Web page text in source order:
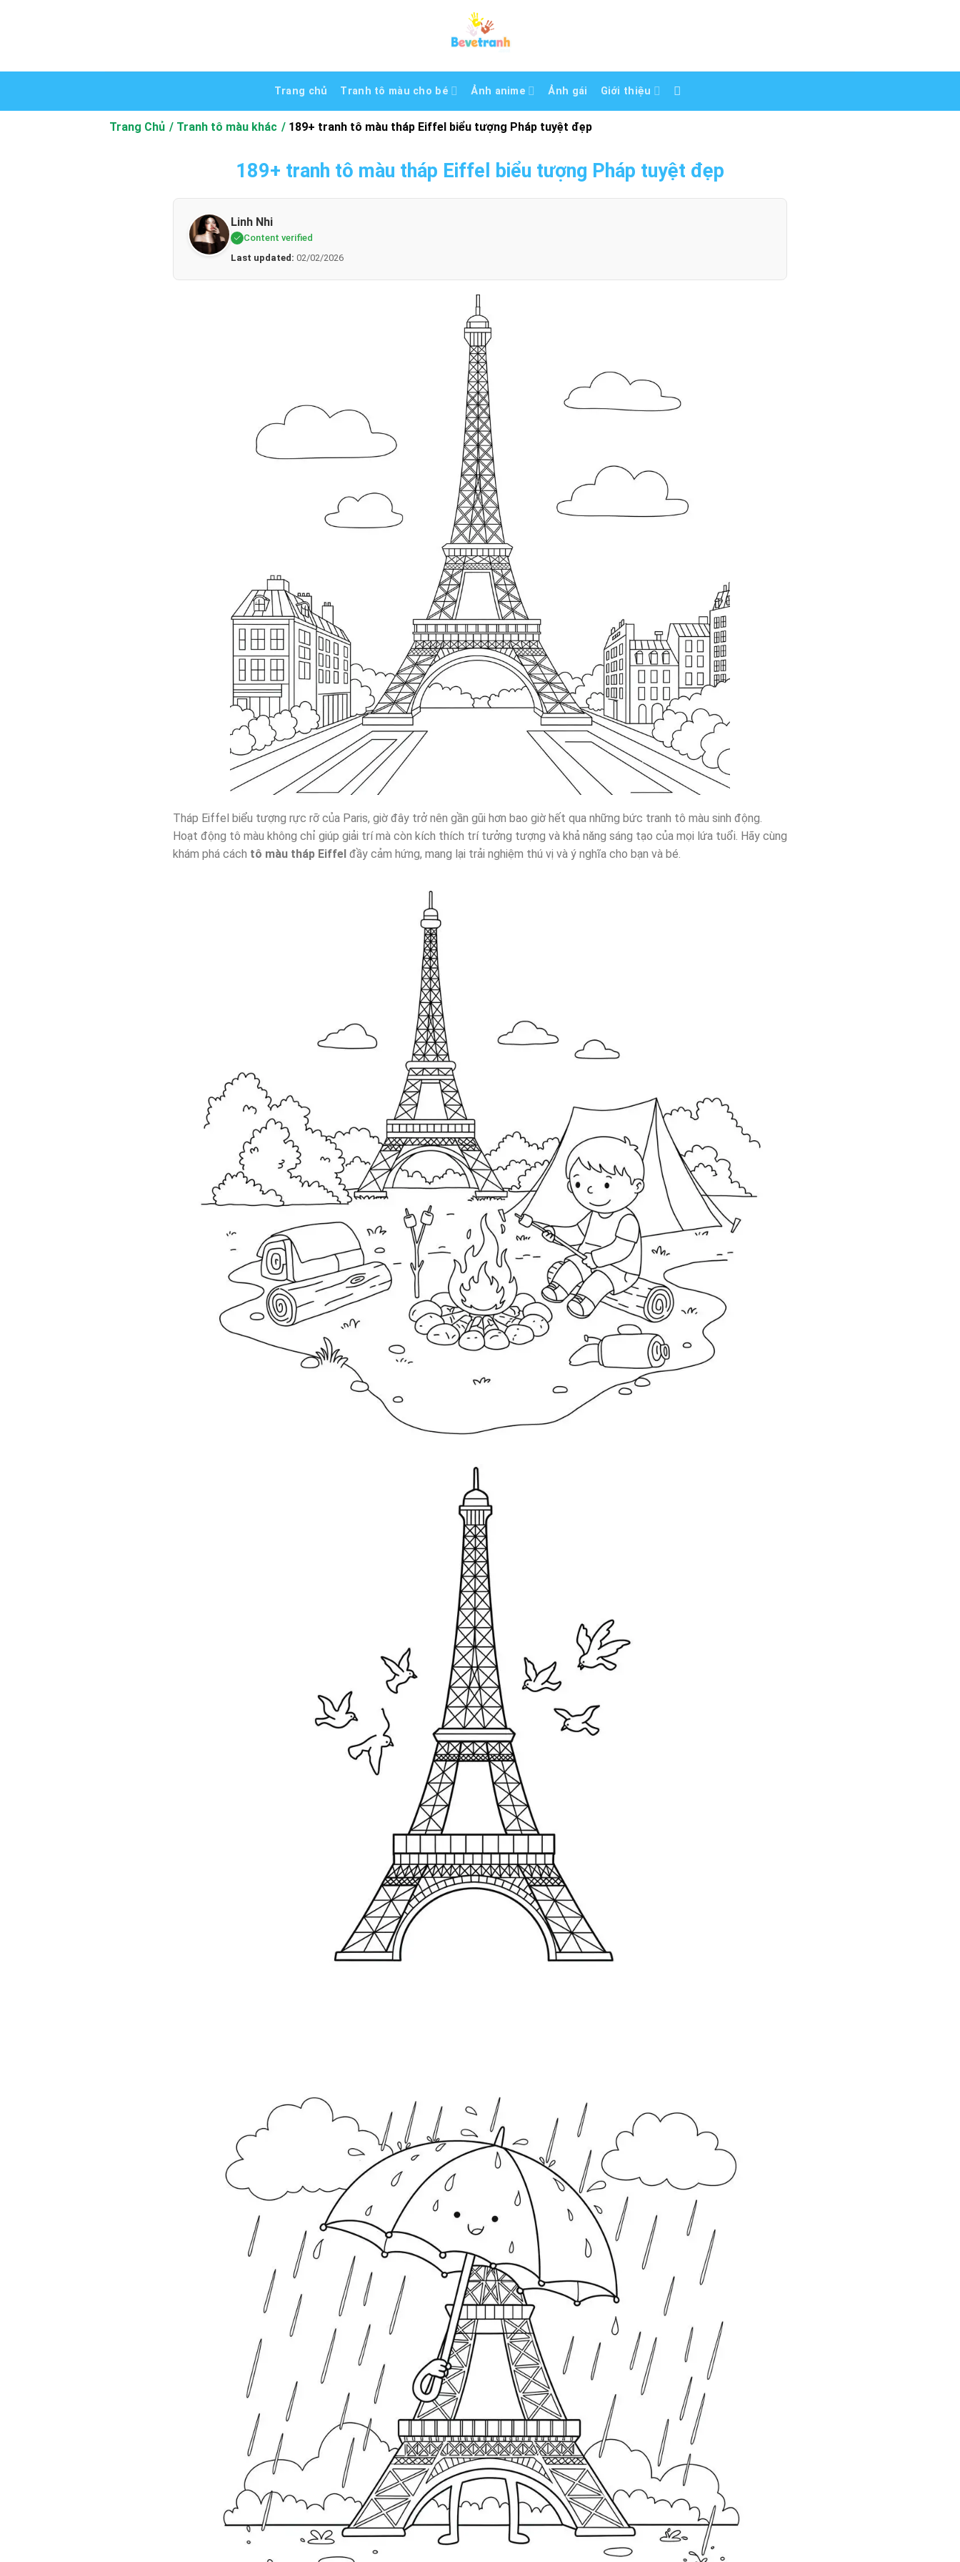
Trang chủ Tranh tô màu cho bé Ảnh anime Ảnh gái Giới thiệu
Trang Chủ Tranh tô màu khác 189+ tranh tô màu tháp Eiffel biểu tượng Pháp tuyệt đẹp
189+ tranh tô màu tháp Eiffel biểu tượng Pháp tuyệt đẹp
Linh Nhi
Content verified
Last updated: 02/02/2026
Tháp Eiffel biểu tượng rực rỡ của Paris, giờ đây trở nên gần gũi hơn bao giờ hết qua những bức tranh tô màu sinh động.
Hoạt động tô màu không chỉ giúp giải trí mà còn kích thích trí tưởng tượng và khả năng sáng tạo của mọi lứa tuổi. Hãy cùng
khám phá cách tô màu tháp Eiffel đầy cảm hứng, mang lại trải nghiệm thú vị và ý nghĩa cho bạn và bé.